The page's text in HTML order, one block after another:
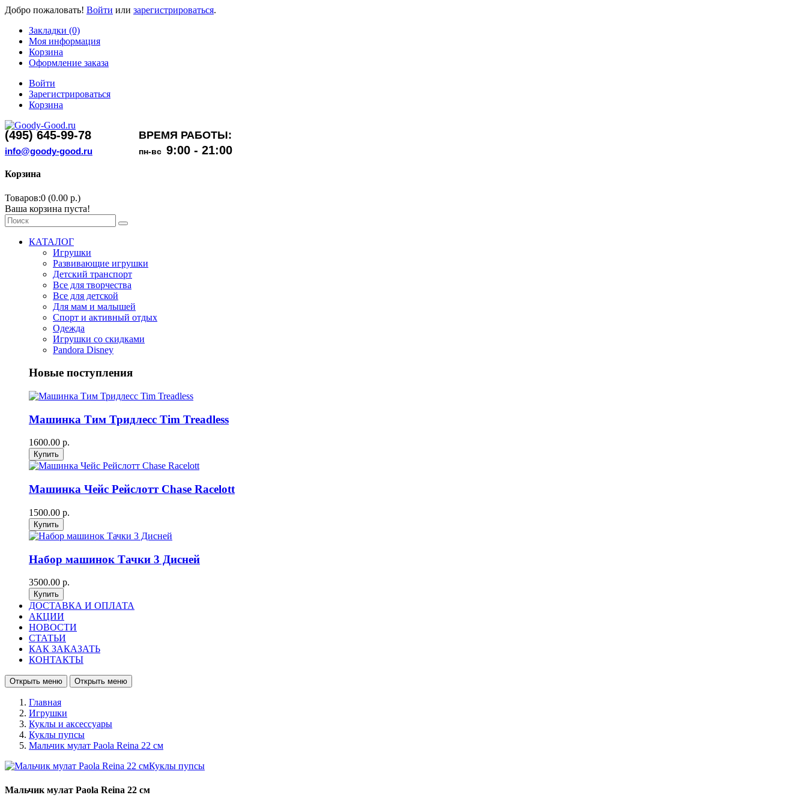
Добро пожаловать! Войти или зарегистрироваться.
Закладки (0)
Моя информация
Корзина
Оформление заказа
Войти
Зарегистрироваться
Корзина
(495) 645-99-78 ВРЕМЯ РАБОТЫ:
info@goody-good.ru пн-вс 9:00 - 21:00
Корзина
Товаров:0 (0.00 р.)
Ваша корзина пуста!
КАТАЛОГ
Игрушки
Развивающие игрушки
Детский транспорт
Все для творчества
Все для детской
Для мам и малышей
Спорт и активный отдых
Одежда
Игрушки со скидками
Pandora Disney
Новые поступления
Машинка Тим Тридлесс Tim Treadless
1600.00 р.
Машинка Чейс Рейслотт Chase Racelott
1500.00 р.
Набор машинок Тачки 3 Дисней
3500.00 р.
ДОСТАВКА И ОПЛАТА
АКЦИИ
НОВОСТИ
СТАТЬИ
КАК ЗАКАЗАТЬ
КОНТАКТЫ
Открыть меню Открыть меню
Главная
Игрушки
Куклы и аксессуары
Куклы пупсы
Мальчик мулат Paola Reina 22 см
Мальчик мулат Paola Reina 22 см